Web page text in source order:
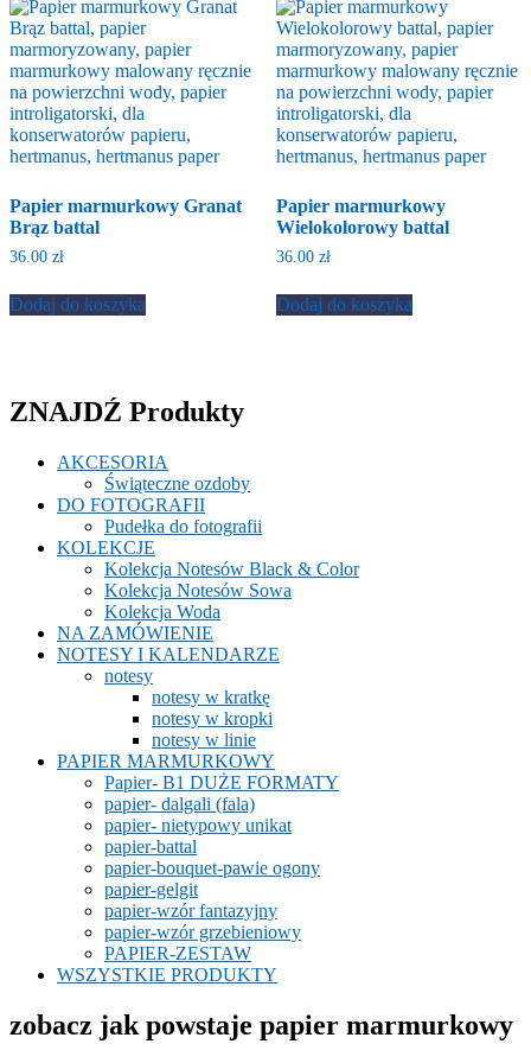
Papier marmurkowy Granat
Brąz battal
36.00 zł
Dodaj do koszyka
Papier marmurkowy
Wielokolorowy battal
36.00 zł
Dodaj do koszyka
ZNAJDŹ Produkty
AKCESORIA
Świąteczne ozdoby
DO FOTOGRAFII
Pudełka do fotografii
KOLEKCJE
Kolekcja Notesów Black & Color
Kolekcja Notesów Sowa
Kolekcja Woda
NA ZAMÓWIENIE
NOTESY I KALENDARZE
notesy
notesy w kratkę
notesy w kropki
notesy w linie
PAPIER MARMURKOWY
Papier- B1 DUŻE FORMATY
papier- dalgali (fala)
papier- nietypowy unikat
papier-battal
papier-bouquet-pawie ogony
papier-gelgit
papier-wzór fantazyjny
papier-wzór grzebieniowy
PAPIER-ZESTAW
WSZYSTKIE PRODUKTY
zobacz jak powstaje papier marmurkowy